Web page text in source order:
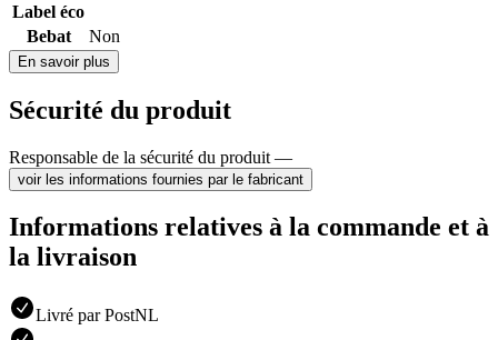
Label éco
Bebat
Non
En savoir plus
Sécurité du produit
Responsable de la sécurité du produit —
voir les informations fournies par le fabricant
Informations relatives à la commande et à
la livraison
Livré par PostNL